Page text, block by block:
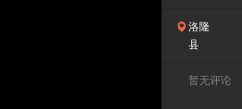
洛隆
县
暂无评论